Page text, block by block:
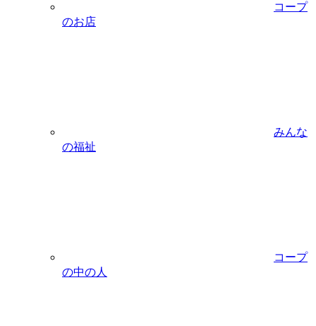
コープ
のお店
みんな
の福祉
コープ
の中の人